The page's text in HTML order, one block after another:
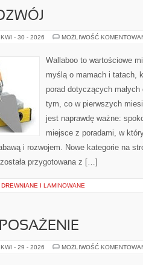
KWI - 30 - 2026 MOŻLIWOŚĆ
Wallaboo to wartościowe
myślą o mamach i tatach,
porad dotyczących
tym, co w pierwszych
jest naprawdę ważne:
miejsce z poradami, w
i rozwojem. Nowe kategorie na
przygotowana z […]
I LAMINOWANE
KWI - 29 - 2026 MOŻLIWOŚĆ